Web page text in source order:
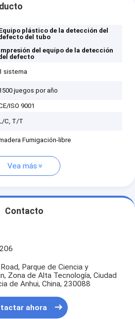
plástico de la detección del
del tubo
del equipo de la detección
defecto
sistema
juegos por año
ISO 9001
C, T/T
Fumigación-libre
Vea más
Contacto
Parque de Ciencia y
Zona de Alta Tecnología, Ciudad
de Anhui, China, 230088
ahora